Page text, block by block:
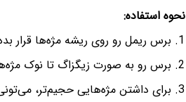
نحوه استفاده:
برس ریمل رو روی ریشه مژه‌ها قرار
برس رو به صورت زیگزاگ تا نوک
برای داشتن مژه‌هایی حجیم‌تر،